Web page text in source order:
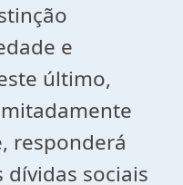
e
último,
responderá
sociais